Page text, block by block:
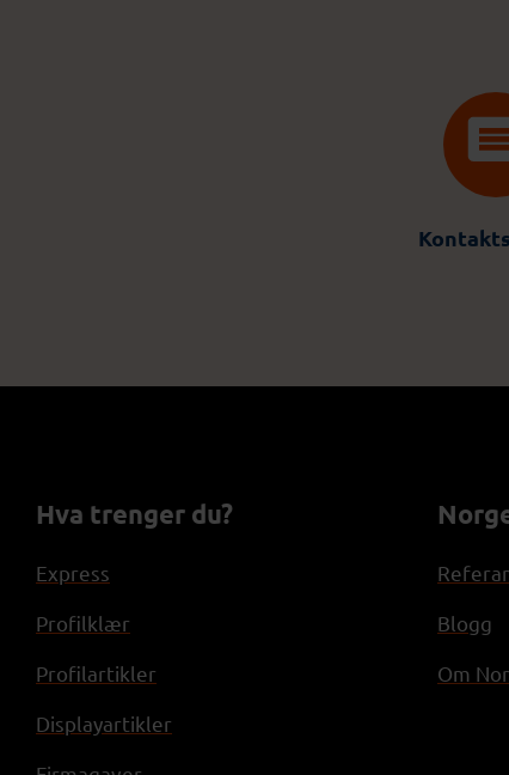
Hva trenger du?
Express
Profilklær
Profilartikler
Displayartikler
Blogg
Om